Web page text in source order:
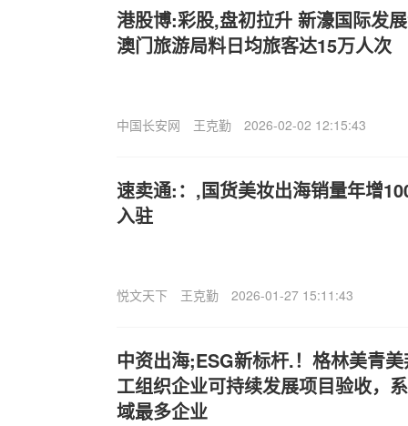
港股博:彩股,盘初拉升 新濠国际发
澳门旅游局料日均旅客达15万人次
中国长安网 王克勤 2026-02-02 12:15:43
速卖通:：,国货美妆出海销量年增
入驻
悦文天下 王克勤 2026-01-27 15:11:43
中资出海;ESG新标杆.！格林美青
工组织企业可持续发展项目验收，
域最多企业